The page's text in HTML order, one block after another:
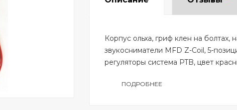
Корпус ольха, гриф клен на болтах,
звукосниматели MFD Z-Coil, 5-
регуляторы система PTB, цвет
ПОДРОБНЕЕ